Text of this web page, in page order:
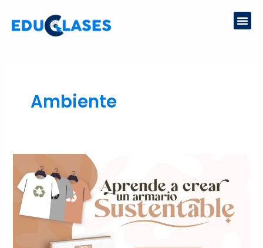
contenido
Ambiente
CREAR
UN
ARMARIO
SUSTENTABLE